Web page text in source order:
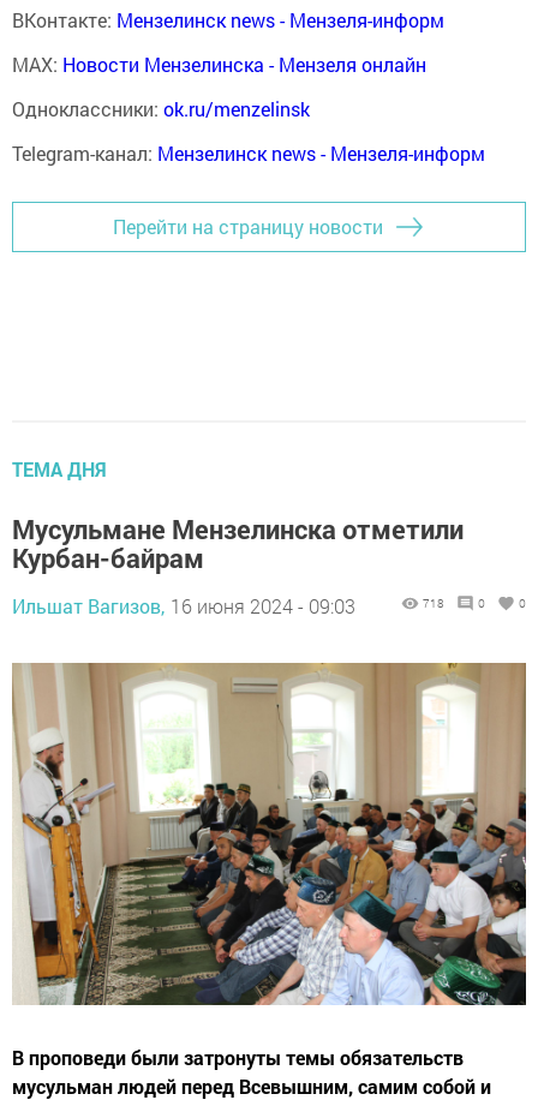
ВКонтакте: Мензелинск news - Мензеля-информ
MAX: Новости Мензелинска - Мензеля онлайн
Одноклассники: ok.ru/menzelinsk
Telegram-канал: Мензелинск news - Мензеля-информ
Перейти на страницу новости
ТЕМА ДНЯ
Мусульмане Мензелинска отметили
Курбан-байрам
Ильшат Вагизов, 16 июня 2024 - 09:03 718 0 0
В проповеди были затронуты темы обязательств
мусульман людей перед Всевышним, самим собой и